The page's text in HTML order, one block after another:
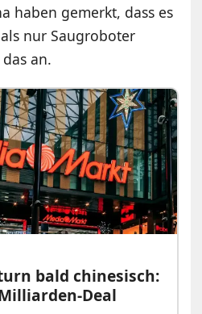
haben gemerkt, dass es
nur Saugroboter
an.
bald chinesisch:
Deal